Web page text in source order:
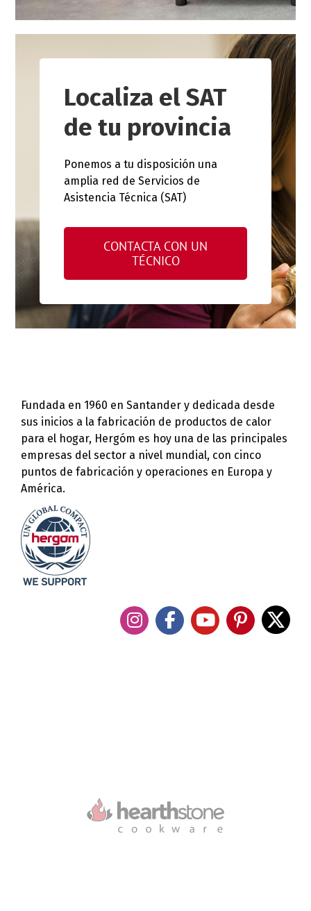
Localiza el SAT
de tu provincia
Ponemos a tu disposición una
amplia red de Servicios de
Asistencia Técnica (SAT)
CONTACTA CON UN
TÉCNICO
Fundada en 1960 en Santander y dedicada desde
sus inicios a la fabricación de productos de calor
para el hogar, Hergóm es hoy una de las principales
empresas del sector a nivel mundial, con cinco
puntos de fabricación y operaciones en Europa y
América.